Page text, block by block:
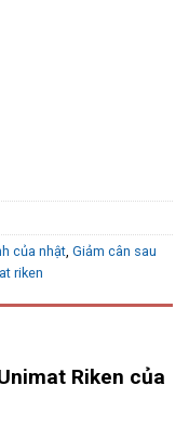
số lượng
của nhật, Giảm cân sau
riken
Riken của